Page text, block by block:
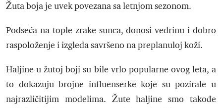
Žuta boja je uvek povezana sa letnjom sezonom.
Podseća na tople zrake sunca, donosi vedrinu i dobro
raspoloženje i izgleda savršeno na preplanuloj koži.
Haljine u žutoj boji su bile vrlo popularne ovog leta, a
to dokazuju brojne influenserke koje su pozirale u
najrazličitijim modelima. Žute haljine smo takođe